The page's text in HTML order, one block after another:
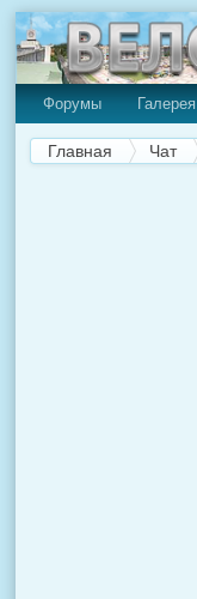
Форумы Галерея
Главная Чат